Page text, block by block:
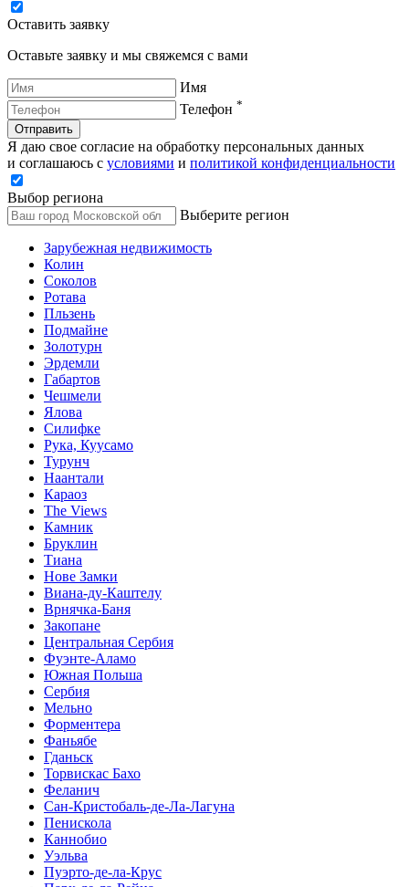
Оставить заявку
Оставьте заявку и мы свяжемся с вами
Имя
Телефон *
Отправить
Я даю свое согласие на обработку персональных данных
и соглашаюсь с условиями и политикой конфиденциальности
Выбор региона
Выберите регион
Зарубежная недвижимость
Колин
Соколов
Ротава
Пльзень
Подмайне
Золотурн
Эрдемли
Габартов
Чешмели
Ялова
Силифке
Рука, Куусамо
Турунч
Наантали
Караоз
The Views
Камник
Бруклин
Тиана
Нове Замки
Виана-ду-Каштелу
Врнячка-Баня
Закопане
Центральная Сербия
Фуэнте-Аламо
Южная Польша
Сербия
Мельно
Форментера
Фаньябе
Гданьск
Торвискас Бахо
Феланич
Сан-Кристобаль-де-Ла-Лагуна
Пенискола
Каннобио
Уэльва
Пуэрто-де-ла-Крус